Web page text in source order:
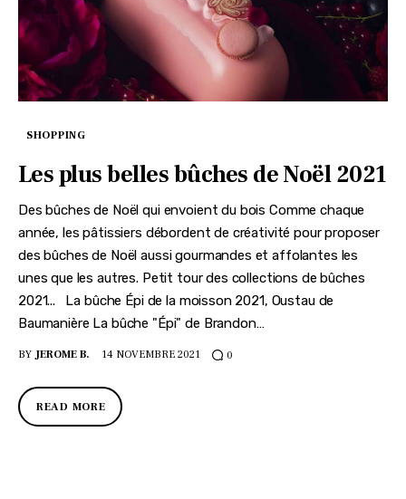
SHOPPING
Les plus belles bûches de Noël 2021
Des bûches de Noël qui envoient du bois Comme chaque
année, les pâtissiers débordent de créativité pour proposer
des bûches de Noël aussi gourmandes et affolantes les
unes que les autres. Petit tour des collections de bûches
2021... La bûche Épi de la moisson 2021, Oustau de
Baumanière La bûche "Épi" de Brandon…
BY JEROME B. 14 NOVEMBRE 2021 0
READ MORE